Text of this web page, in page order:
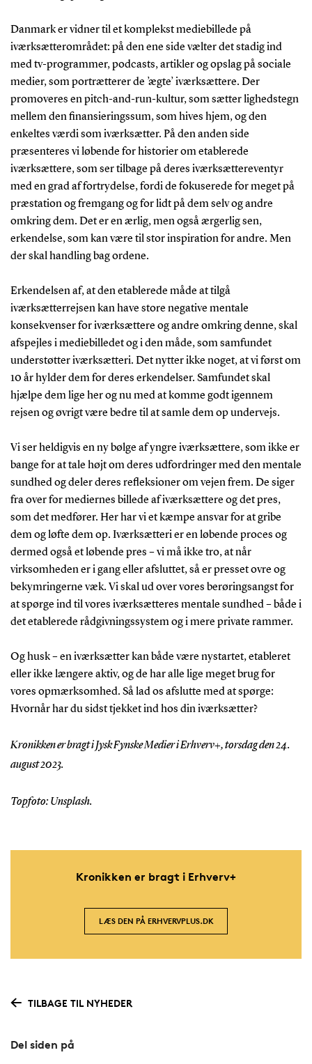
Danmark er vidner til et komplekst mediebillede på
iværksætterområdet: på den ene side vælter det stadig ind
med tv-programmer, podcasts, artikler og opslag på sociale
medier, som portrætterer de ’ægte’ iværksættere. Der
promoveres en pitch-and-run-kultur, som sætter lighedstegn
mellem den finansieringssum, som hives hjem, og den
enkeltes værdi som iværksætter. På den anden side
præsenteres vi løbende for historier om etablerede
iværksættere, som ser tilbage på deres iværksættereventyr
med en grad af fortrydelse, fordi de fokuserede for meget på
præstation og fremgang og for lidt på dem selv og andre
omkring dem. Det er en ærlig, men også ærgerlig sen,
erkendelse, som kan være til stor inspiration for andre. Men
der skal handling bag ordene.
Erkendelsen af, at den etablerede måde at tilgå
iværksætterrejsen kan have store negative mentale
konsekvenser for iværksættere og andre omkring denne, skal
afspejles i mediebilledet og i den måde, som samfundet
understøtter iværksætteri. Det nytter ikke noget, at vi først om
10 år hylder dem for deres erkendelser. Samfundet skal
hjælpe dem lige her og nu med at komme godt igennem
rejsen og øvrigt være bedre til at samle dem op undervejs.
Vi ser heldigvis en ny bølge af yngre iværksættere, som ikke er
bange for at tale højt om deres udfordringer med den mentale
sundhed og deler deres refleksioner om vejen frem. De siger
fra over for mediernes billede af iværksættere og det pres,
som det medfører. Her har vi et kæmpe ansvar for at gribe
dem og løfte dem op. Iværksætteri er en løbende proces og
dermed også et løbende pres – vi må ikke tro, at når
virksomheden er i gang eller afsluttet, så er presset ovre og
bekymringerne væk. Vi skal ud over vores berøringsangst for
at spørge ind til vores iværksætteres mentale sundhed – både i
det etablerede rådgivningssystem og i mere private rammer.
Og husk – en iværksætter kan både være nystartet, etableret
eller ikke længere aktiv, og de har alle lige meget brug for
vores opmærksomhed. Så lad os afslutte med at spørge:
Hvornår har du sidst tjekket ind hos din iværksætter?
Kronikken er bragt i Jysk Fynske Medier i Erhverv+, torsdag den 24.
august 2023.
Topfoto: Unsplash.
Kronikken er bragt i Erhverv+
LÆS DEN PÅ ERHVERVPLUS.DK
TILBAGE TIL NYHEDER
Del siden på